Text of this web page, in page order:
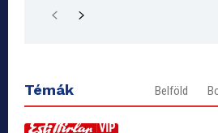
Témák Belföld